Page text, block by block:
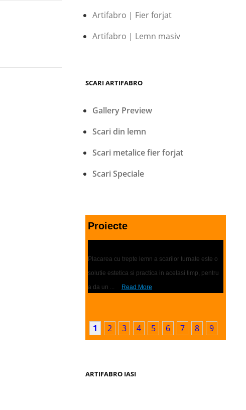
Artifabro | Fier forjat
Artifabro | Lemn masiv
SCARI ARTIFABRO
Gallery Preview
Scari din lemn
Scari metalice fier forjat
Scari Speciale
Proiecte
Placarea cu trepte lemn a scarilor turnate este o
solutie estetica si practica in acelasi timp, pentru
a da un ...
Read More
1 2 3 4 5 6 7 8 9
ARTIFABRO IASI